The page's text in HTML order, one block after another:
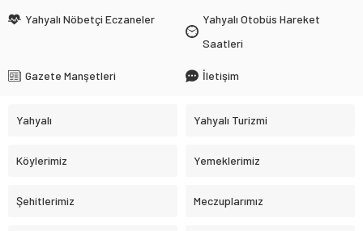
Yahyalı Nöbetçi Eczaneler
Yahyalı Otobüs Hareket
Saatleri
Gazete Manşetleri İletişim
Yahyalı Yahyalı Turizmi
Köylerimiz Yemeklerimiz
Şehitlerimiz Meczuplarımız